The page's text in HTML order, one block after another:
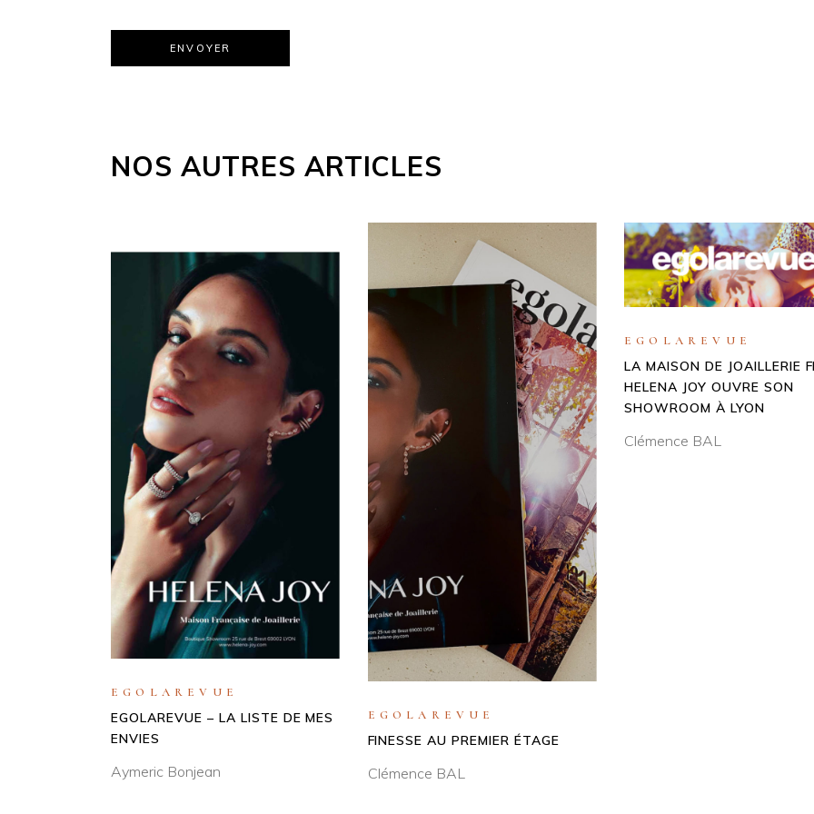
ENVOYER
NOS AUTRES ARTICLES
EGOLAREVUE
EGOLAREVUE – LA LISTE DE MES
ENVIES
Aymeric Bonjean
EGOLAREVUE
FINESSE AU PREMIER ÉTAGE
Clémence BAL
EGOLAREVUE
LA MAISON DE JOAILLERIE
HELENA JOY OUVRE SON
SHOWROOM À LYON
Clémence BAL